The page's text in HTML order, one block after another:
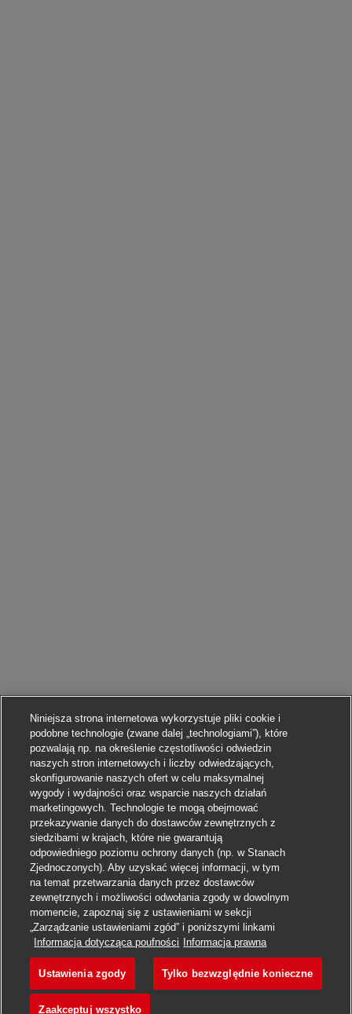
Aplikuj
Obserwuj COORDENADOR DE
Niniejsza strona internetowa wykorzystuje pliki cookie i
podobne technologie (zwane dalej „technologiami”), które
pozwalają np. na określenie częstotliwości odwiedzin
naszych stron internetowych i liczby odwiedzających,
skonfigurowanie naszych ofert w celu maksymalnej
wygody i wydajności oraz wsparcie naszych działań
marketingowych. Technologie te mogą obejmować
przekazywanie danych do dostawców zewnętrznych z
siedzibami w krajach, które nie gwarantują
odpowiedniego poziomu ochrony danych (np. w Stanach
Zjednoczonych). Aby uzyskać więcej informacji, w tym
na temat przetwarzania danych przez dostawców
zewnętrznych i możliwości odwołania zgody w dowolnym
momencie, zapoznaj się z ustawieniami w sekcji
„Zarządzanie ustawieniami zgód” i poniższymi linkami
Informacja dotycząca poufności
Informacja prawna
Ustawienia zgody Tylko bezwzględnie konieczne
Zaakceptuj wszystko